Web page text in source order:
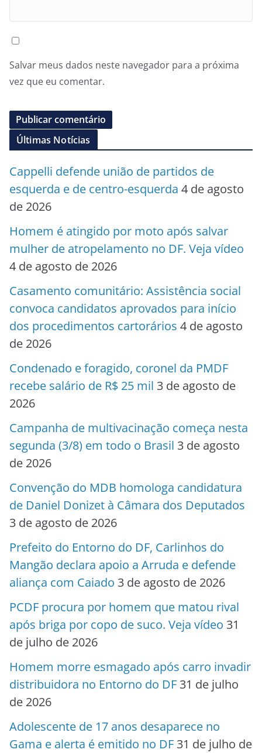
Salvar meus dados neste navegador para a próxima
vez que eu comentar.
Últimas Notícias
Cappelli defende união de partidos de
esquerda e de centro-esquerda 4 de agosto
de 2026
Homem é atingido por moto após salvar
mulher de atropelamento no DF. Veja vídeo
4 de agosto de 2026
Casamento comunitário: Assistência social
convoca candidatos aprovados para início
dos procedimentos cartorários 4 de agosto
de 2026
Condenado e foragido, coronel da PMDF
recebe salário de R$ 25 mil 3 de agosto de
2026
Campanha de multivacinação começa nesta
segunda (3/8) em todo o Brasil 3 de agosto
de 2026
Convenção do MDB homologa candidatura
de Daniel Donizet à Câmara dos Deputados
3 de agosto de 2026
Prefeito do Entorno do DF, Carlinhos do
Mangão declara apoio a Arruda e defende
aliança com Caiado 3 de agosto de 2026
PCDF procura por homem que matou rival
após briga por copo de suco. Veja vídeo 31
de julho de 2026
Homem morre esmagado após carro invadir
distribuidora no Entorno do DF 31 de julho
de 2026
Adolescente de 17 anos desaparece no
Gama e alerta é emitido no DF 31 de julho de